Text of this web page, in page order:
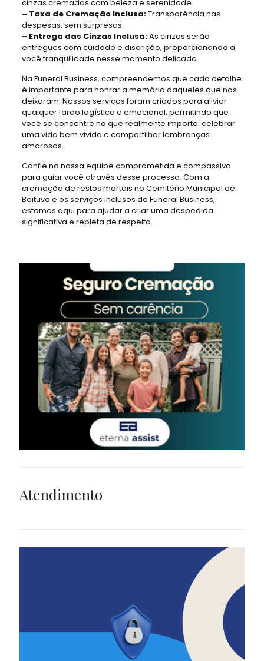
cinzas cremadas com beleza e serenidade.
– Taxa de Cremação Inclusa:Transparência nas
despesas, sem surpresas.
– Entrega das Cinzas Inclusa:As cinzas serão
entregues com cuidado e discrição, proporcionando a
você tranquilidade nesse momento delicado.
Na Funeral Business, compreendemos que cada detalhe
é importante para honrar a memória daqueles que nos
deixaram. Nossos serviços foram criados para aliviar
qualquer fardo logístico e emocional, permitindo que
você se concentre no que realmente importa: celebrar
uma vida bem vivida e compartilhar lembranças
amorosas.
Confie na nossa equipe comprometida e compassiva
para guiar você através desse processo. Com a
cremação de restos mortais no Cemitério Municipal de
Boituva e os serviços inclusos da Funeral Business,
estamos aqui para ajudar a criar uma despedida
significativa e repleta de respeito.
Atendimento